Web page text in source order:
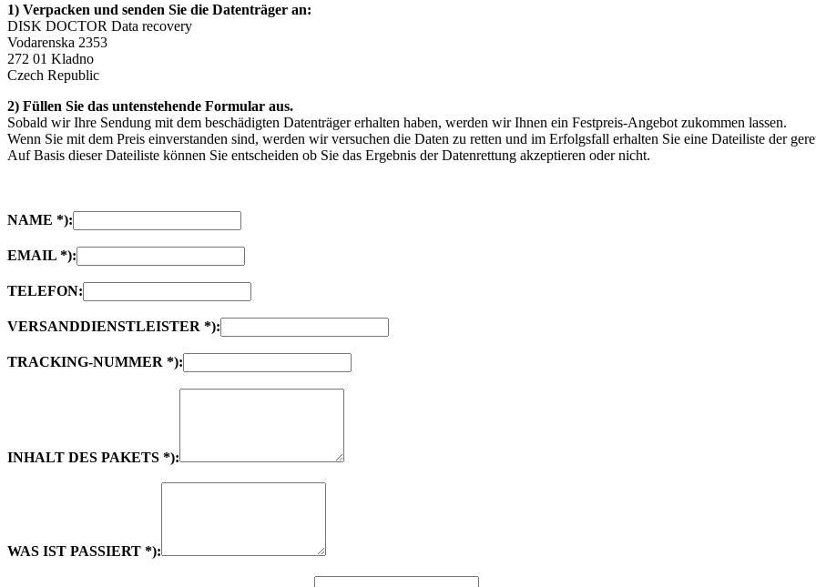
1) Verpacken und senden Sie die Datenträger an:
DISK DOCTOR Data recovery
Vodarenska 2353
272 01 Kladno
Czech Republic
2) Füllen Sie das untenstehende Formular aus.
Sobald wir Ihre Sendung mit dem beschädigten Datenträger erhalten haben, werden wir Ihnen ein Festpreis-Angebot zukommen lassen.
Wenn Sie mit dem Preis einverstanden sind, werden wir versuchen die Daten zu retten und im Erfolgsfall erhalten Sie eine Dateiliste der
Auf Basis dieser Dateiliste können Sie entscheiden ob Sie das Ergebnis der Datenrettung akzeptieren oder nicht.
NAME *):
EMAIL *):
TELEFON:
VERSANDDIENSTLEISTER *):
TRACKING-NUMMER *):
INHALT DES PAKETS *):
WAS IST PASSIERT *):